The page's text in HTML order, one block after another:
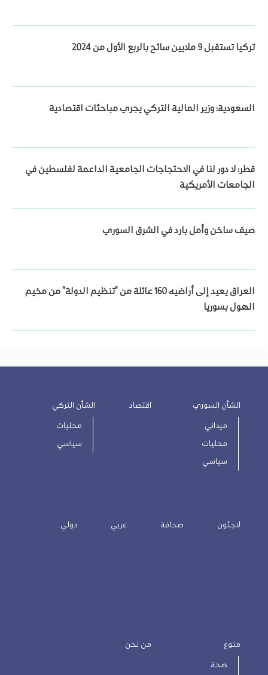
تركيا تستقبل 9 ملايين سائح بالربع الأول من 2024
السعودية: وزير المالية التركي يجري مباحثات اقتصادية
قطر: لا دور لنا في الاحتجاجات الجامعية الداعمة لفلسطين في
الجامعات الأمريكية
صيف ساخن وأمل بارد في الشرق السوري
العراق يعيد إلى أراضيه 160 عائلة من "تنظيم الدولة" من مخيم
الهول بسوريا
الشأن السوري
ميداني
محليات
سياسي
اقتصاد الشأن التركي
محليات
سياسي
لاجئون صحافة عربي دولي
منوع
صحة
من نحن